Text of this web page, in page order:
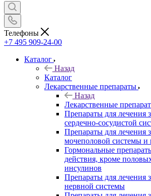
Телефоны
+7 495 909-24-00
Каталог
Назад
Каталог
Лекарственные препараты
Назад
Лекарственные
Препараты для лечения
сердечно-сосудистой
Препараты для лечения
мочеполовой системы
Гормональные
действия, кроме
инсулинов
Препараты для лечения
нервной системы